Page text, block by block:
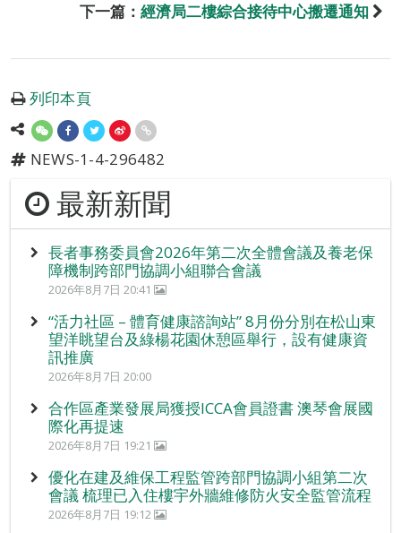
下一篇： 經濟局二樓綜合接待中心搬遷通知
列印本頁
NEWS-1-4-296482
最新新聞
長者事務委員會2026年第二次全體會議及養老保
障機制跨部門協調小組聯合會議
2026年8月7日 20:41
“活力社區 – 體育健康諮詢站” 8月份分別在松山東
望洋眺望台及綠楊花園休憩區舉行，設有健康資
訊推廣
2026年8月7日 20:00
合作區產業發展局獲授ICCA會員證書 澳琴會展國
際化再提速
2026年8月7日 19:21
優化在建及維保工程監管跨部門協調小組第二次
會議 梳理已入住樓宇外牆維修防火安全監管流程
2026年8月7日 19:12